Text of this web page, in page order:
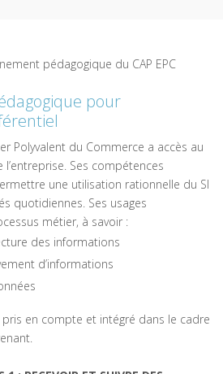
pédagogique du CAP EPC
pour
Polyvalent du Commerce a accès au
Ses compétences
une utilisation rationnelle du SI
quotidiennes. Ses usages
métier, à savoir :
des informations
d’informations
en compte et intégré dans le cadre